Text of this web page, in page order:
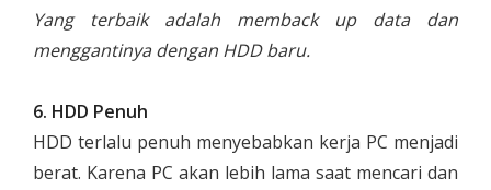
Yang terbaik adalah memback up data dan
menggantinya dengan HDD baru.
6. HDD Penuh
HDD terlalu penuh menyebabkan kerja PC menjadi
berat. Karena PC akan lebih lama saat mencari dan